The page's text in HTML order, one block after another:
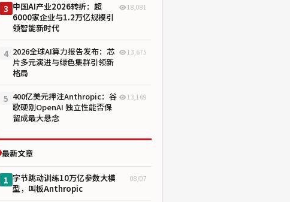
3 中国AI产业2026转折：超
6000家企业与1.2万亿规模引
领智能新时代
18,081
4 2026全球AI算力报告发布：芯
片多元演进与绿色集群引领新
格局
13,675
5 400亿美元押注Anthropic：谷
歌硬刚OpenAI 独立性能否保
留成最大悬念
13,169
最新文章
1 字节跳动训练10万亿参数大模
型，叫板Anthropic
08/07